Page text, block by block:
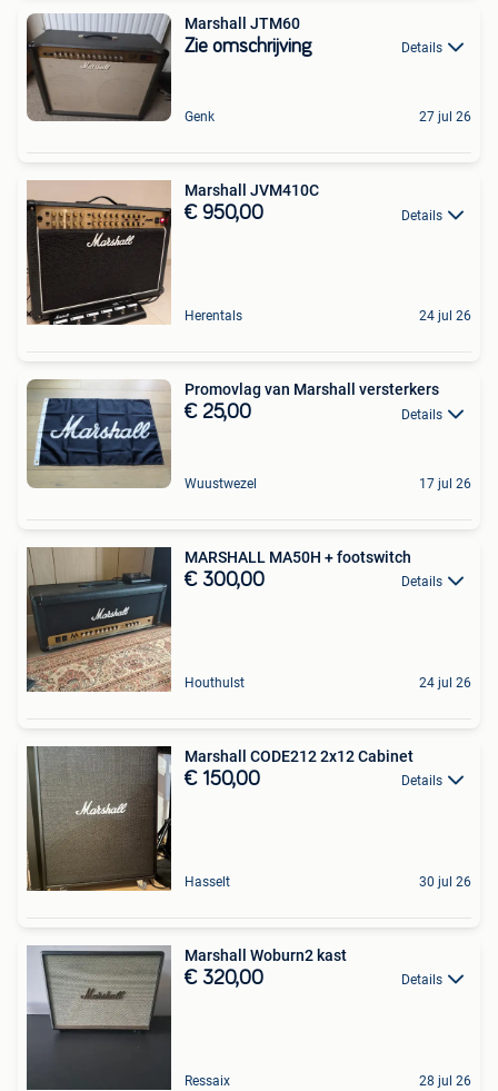
Marshall JTM60
Zie omschrijving Details
Genk 27 jul 26
Marshall JVM410C
€ 950,00 Details
Herentals 24 jul 26
Promovlag van Marshall versterkers
€ 25,00 Details
Wuustwezel 17 jul 26
MARSHALL MA50H + footswitch
€ 300,00 Details
Houthulst 24 jul 26
Marshall CODE212 2x12 Cabinet
€ 150,00 Details
Hasselt 30 jul 26
Marshall Woburn2 kast
€ 320,00 Details
Ressaix 28 jul 26